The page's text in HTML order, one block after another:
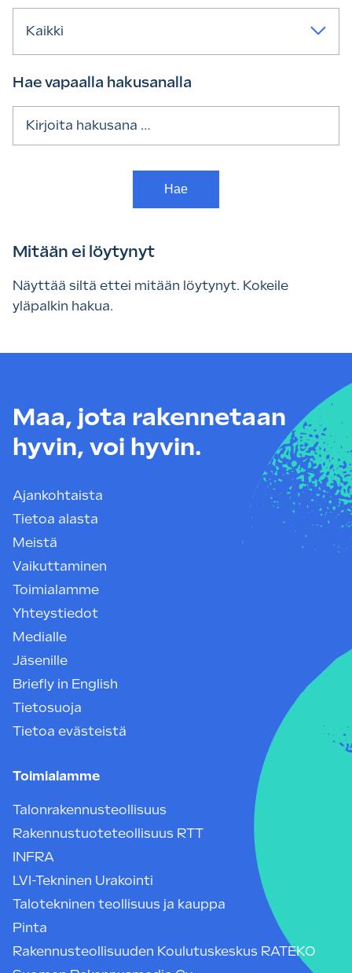
Kaikki
Hae vapaalla hakusanalla
Mitään ei löytynyt
Näyttää siltä ettei mitään löytynyt. Kokeile
yläpalkin hakua.
Maa, jota rakennetaan
hyvin, voi hyvin.
Ajankohtaista
Tietoa alasta
Meistä
Vaikuttaminen
Toimialamme
Yhteystiedot
Medialle
Jäsenille
Briefly in English
Tietosuoja
Tietoa evästeistä
Toimialamme
Talonrakennusteollisuus
Rakennustuoteteollisuus RTT
INFRA
LVI-Tekninen Urakointi
Talotekninen teollisuus ja kauppa
Pinta
Rakennusteollisuuden Koulutuskeskus RATEKO